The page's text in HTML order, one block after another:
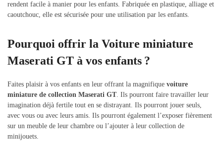
rendent facile à manier pour les enfants. Fabriquée en plastique, alliage et
caoutchouc, elle est sécurisée pour une utilisation par les enfants.
Pourquoi offrir la Voiture miniature
Maserati GT à vos enfants ?
Faites plaisir à vos enfants en leur offrant la magnifique voiture
miniature de collection Maserati GT. Ils pourront faire travailler leur
imagination déjà fertile tout en se distrayant. Ils pourront jouer seuls,
avec vous ou avec leurs amis. Ils pourront également l’exposer fièrement
sur un meuble de leur chambre ou l’ajouter à leur collection de
minijouets.